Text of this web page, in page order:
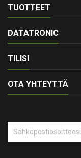
TUOTTEET
DATATRONIC
TILISI
OTA YHTEYTTÄ